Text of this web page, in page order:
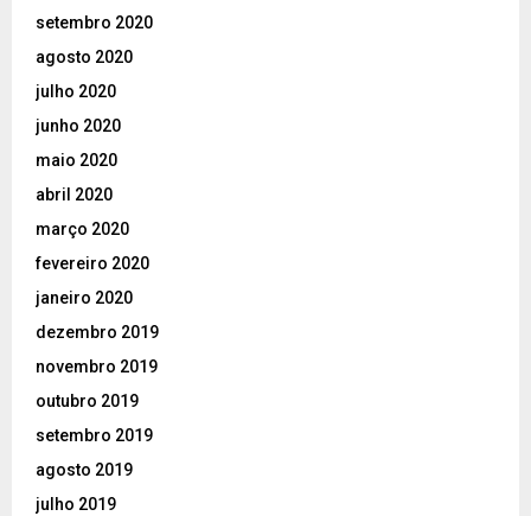
setembro 2020
agosto 2020
julho 2020
junho 2020
maio 2020
abril 2020
março 2020
fevereiro 2020
janeiro 2020
dezembro 2019
novembro 2019
outubro 2019
setembro 2019
agosto 2019
julho 2019